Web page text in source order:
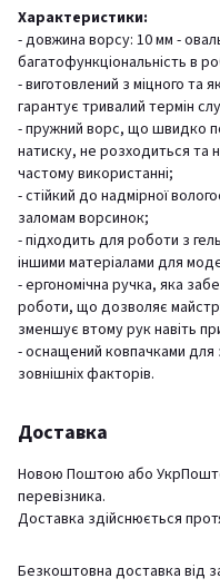
Характеристики:
- довжина ворсу: 10 мм -
багатофункціональність в
- виготовлений з міцного та
гарантує тривалий термін
- пружний ворс, що швидко
натиску, не розходиться та
частому використанні;
- стійкий до надмірної
заломам ворсинок;
- підходить для роботи з
іншими матеріалами для
- ергономічна ручка, яка
роботи, що дозволяє
зменшує втому рук навіть
- оснащений ковпачками для
зовнішніх факторів.
Доставка
Новою Поштою або
перевізника.
Доставка здійснюється
Безкоштовна доставка від